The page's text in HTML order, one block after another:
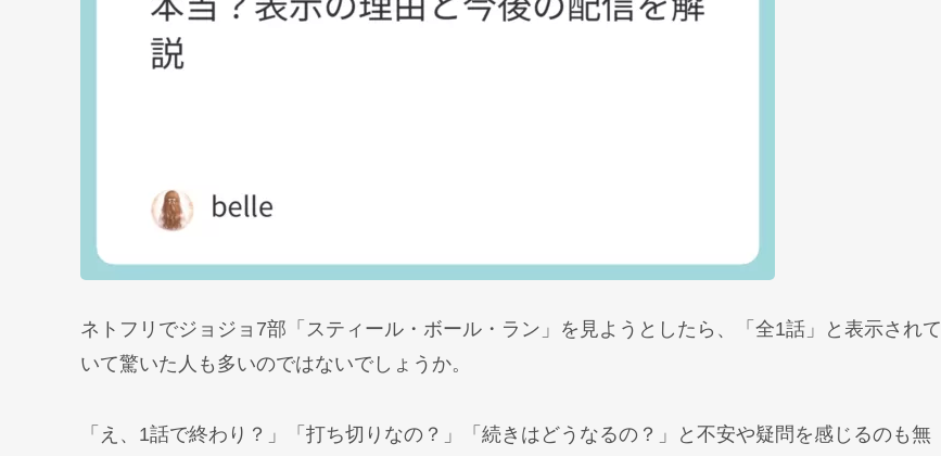
ネトフリでジョジョ7部「スティール・ボール・ラン」を見ようとしたら、「全1話」と表示されて
いて驚いた人も多いのではないでしょうか。
「え、1話で終わり？」「打ち切りなの？」「続きはどうなるの？」と不安や疑問を感じるのも無